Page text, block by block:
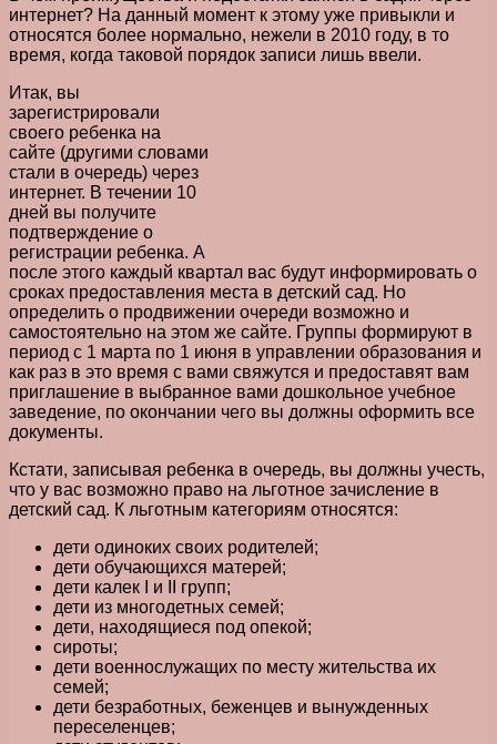
интернет? На данный момент к этому уже привыкли и
относятся более нормально, нежели в 2010 году, в то
время, когда таковой порядок записи лишь ввели.
Итак, вы
зарегистрировали
своего ребенка на
сайте (другими словами
стали в очередь) через
интернет. В течении 10
дней вы получите
подтверждение о
регистрации ребенка. А
после этого каждый квартал вас будут информировать о
сроках предоставления места в детский сад. Но
определить о продвижении очереди возможно и
самостоятельно на этом же сайте. Группы формируют в
период с 1 марта по 1 июня в управлении образования и
как раз в это время с вами свяжутся и предоставят вам
приглашение в выбранное вами дошкольное учебное
заведение, по окончании чего вы должны оформить все
документы.
Кстати, записывая ребенка в очередь, вы должны учесть,
что у вас возможно право на льготное зачисление в
детский сад. К льготным категориям относятся:
дети одиноких своих родителей;
дети обучающихся матерей;
дети калек I и II групп;
дети из многодетных семей;
дети, находящиеся под опекой;
сироты;
дети военнослужащих по месту жительства их
семей;
дети безработных, беженцев и вынужденных
переселенцев;